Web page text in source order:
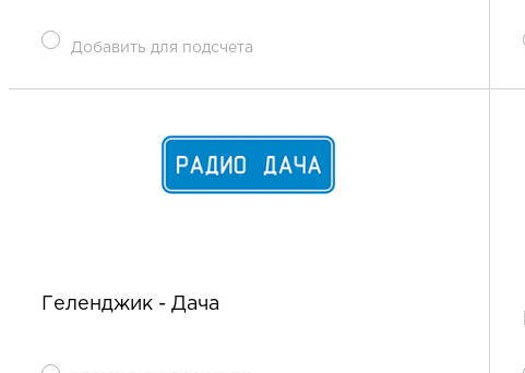
Добавить для подсчета
Геленджик - Дача